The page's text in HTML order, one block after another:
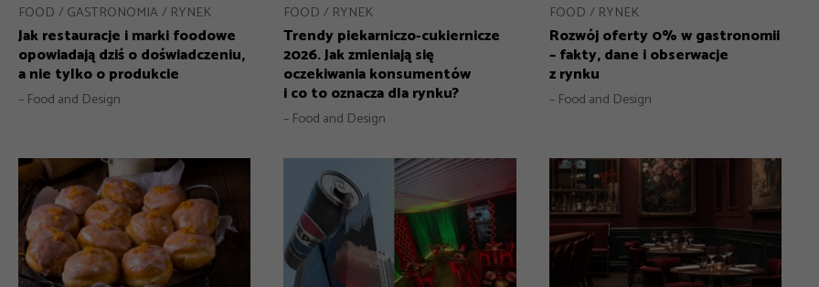
FOOD GASTRONOMIA RYNEK
Jak restauracje i marki foodowe
opowiadają dziś o doświadczeniu,
a nie tylko o produkcie
– Food and Design
FOOD RYNEK
Trendy piekarniczo-cukiernicze
2026. Jak zmieniają się
oczekiwania konsumentów
i co to oznacza dla rynku?
– Food and Design
FOOD RYNEK
Rozwój oferty 0% w gastronomii
– fakty, dane i obserwacje
z rynku
– Food and Design